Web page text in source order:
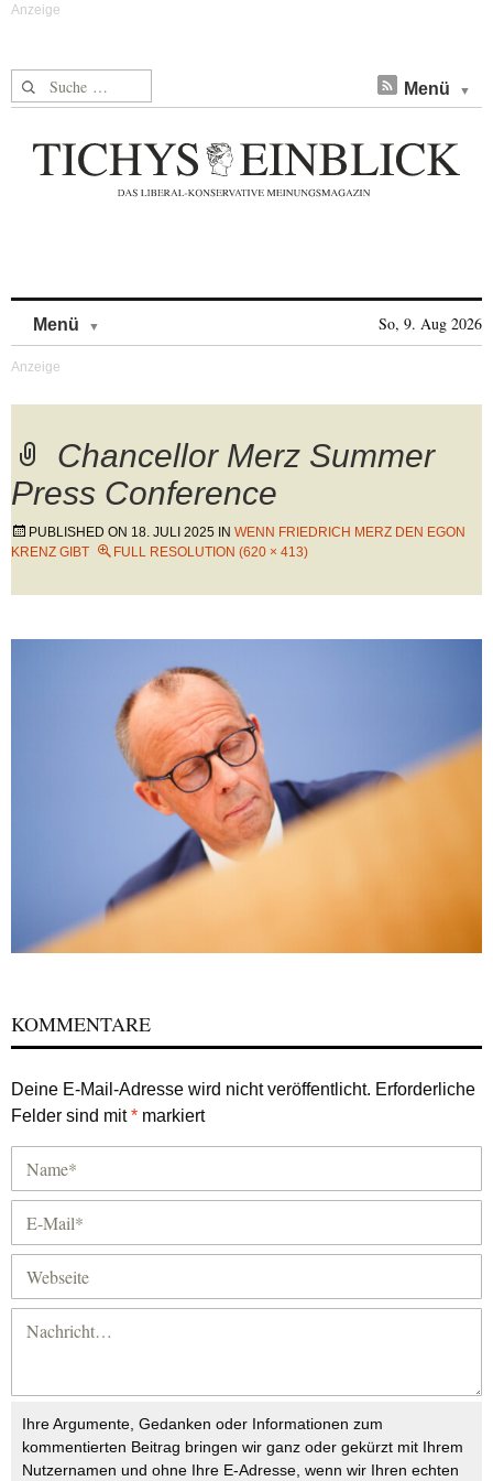
Suche nach: Menü
Menü So, 9. Aug 2026
Chancellor Merz Summer
Press Conference
PUBLISHED ON 18. JULI 2025 IN WENN FRIEDRICH MERZ DEN EGON
KRENZ GIBT
FULL RESOLUTION (620 × 413)
KOMMENTARE
Deine E-Mail-Adresse wird nicht veröffentlicht. Erforderliche
Felder sind mit* markiert
Ihre Argumente, Gedanken oder Informationen zum
kommentierten Beitrag bringen wir ganz oder gekürzt mit Ihrem
Nutzernamen und ohne Ihre E-Adresse, wenn wir Ihren echten